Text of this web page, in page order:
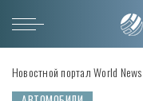
Новостной портал World